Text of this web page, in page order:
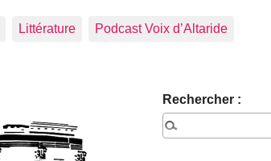
Littérature Podcast Voix d’Altaride
Rechercher :